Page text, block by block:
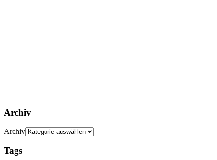
Archiv
Archiv
Tags